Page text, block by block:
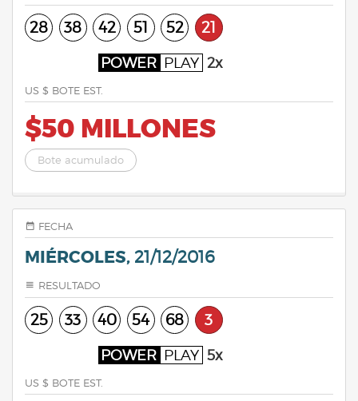
28 38 42 51 52 21
POWER PLAY 2x
US $ BOTE EST.
$50 MILLONES
Bote acumulado
FECHA
MIÉRCOLES, 21/12/2016
RESULTADO
25 33 40 54 68 3
POWER PLAY 5x
US $ BOTE EST.